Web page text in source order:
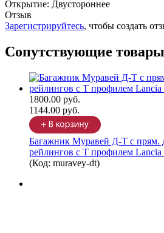
Открытие: Двустороннее
Отзыв
Зарегистрируйтесь, чтобы создать
Сопутствующие товары
1800.00 руб.
1144.00 руб.
Багажник Муравей Д-Т с прям.
рейлингов с Т профилем
(Код: muravey-dt)